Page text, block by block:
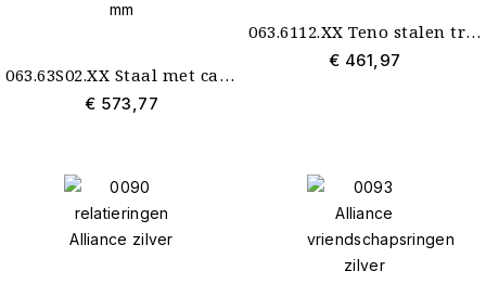
063.63S02.XX Staal met carbon trouwringen Teno met 0.10 crt. briljant 5 mm
€ 573,77
063.6112.XX Teno stalen trouwringen met carbon met 0.02 briljant 4 mm
€ 461,97